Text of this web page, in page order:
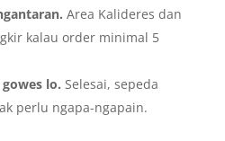
Area Kalideres dan
kalau order minimal 5
lo. Selesai, sepeda
perlu ngapa-ngapain.